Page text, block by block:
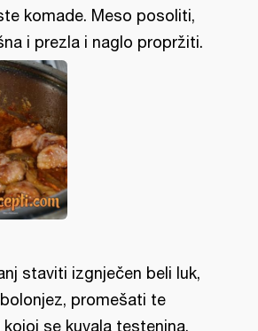
komade. Meso posoliti,
i prezla i naglo propržiti.
staviti izgnječen beli luk,
promešati te
se kuvala testenina.